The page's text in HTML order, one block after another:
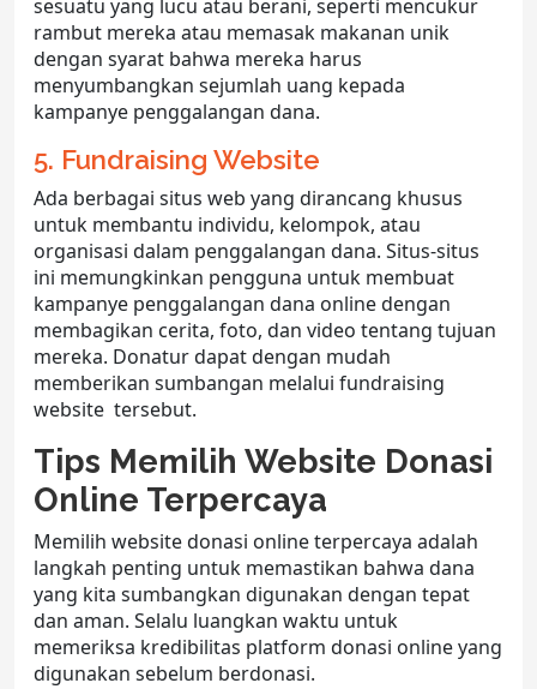
sesuatu yang lucu atau berani, seperti mencukur
rambut mereka atau memasak makanan unik
dengan syarat bahwa mereka harus
menyumbangkan sejumlah uang kepada
kampanye penggalangan dana.
5. Fundraising Website
Ada berbagai situs web yang dirancang khusus
untuk membantu individu, kelompok, atau
organisasi dalam penggalangan dana. Situs-situs
ini memungkinkan pengguna untuk membuat
kampanye penggalangan dana online dengan
membagikan cerita, foto, dan video tentang tujuan
mereka. Donatur dapat dengan mudah
memberikan sumbangan melalui fundraising
website tersebut.
Tips Memilih Website Donasi
Online Terpercaya
Memilih website donasi online terpercaya adalah
langkah penting untuk memastikan bahwa dana
yang kita sumbangkan digunakan dengan tepat
dan aman. Selalu luangkan waktu untuk
memeriksa kredibilitas platform donasi online yang
digunakan sebelum berdonasi.